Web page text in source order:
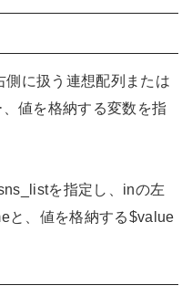
に扱う連想配列または
値を格納する変数を指
を指定し、inの左
と、値を格納する$value